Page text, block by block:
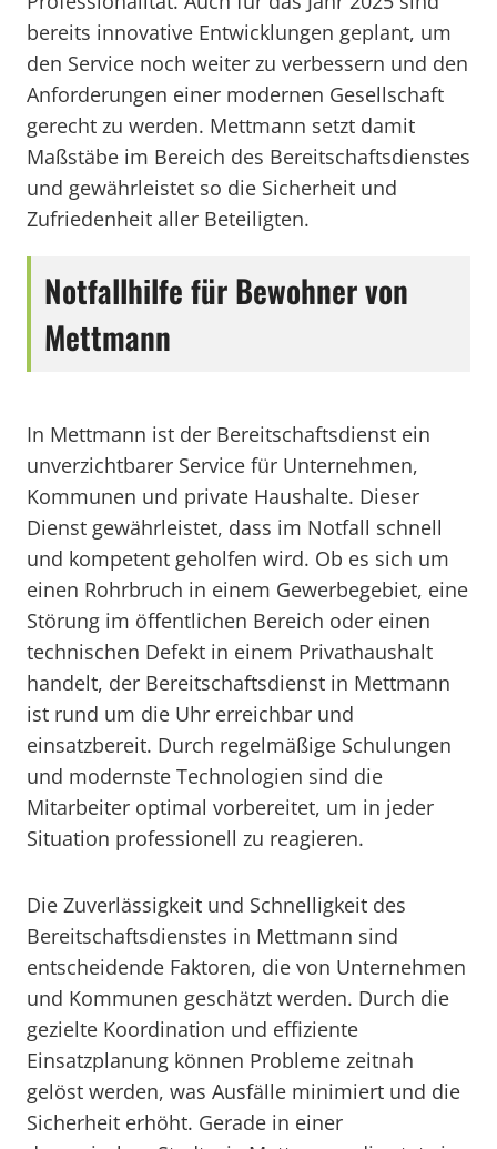
bereits innovative Entwicklungen geplant, um
den Service noch weiter zu verbessern und den
Anforderungen einer modernen Gesellschaft
gerecht zu werden. Mettmann setzt damit
Maßstäbe im Bereich des Bereitschaftsdienstes
und gewährleistet so die Sicherheit und
Zufriedenheit aller Beteiligten.
Notfallhilfe für Bewohner von
Mettmann
In Mettmann ist der Bereitschaftsdienst ein
unverzichtbarer Service für Unternehmen,
Kommunen und private Haushalte. Dieser
Dienst gewährleistet, dass im Notfall schnell
und kompetent geholfen wird. Ob es sich um
einen Rohrbruch in einem Gewerbegebiet, eine
Störung im öffentlichen Bereich oder einen
technischen Defekt in einem Privathaushalt
handelt, der Bereitschaftsdienst in Mettmann
ist rund um die Uhr erreichbar und
einsatzbereit. Durch regelmäßige Schulungen
und modernste Technologien sind die
Mitarbeiter optimal vorbereitet, um in jeder
Situation professionell zu reagieren.
Die Zuverlässigkeit und Schnelligkeit des
Bereitschaftsdienstes in Mettmann sind
entscheidende Faktoren, die von Unternehmen
und Kommunen geschätzt werden. Durch die
gezielte Koordination und effiziente
Einsatzplanung können Probleme zeitnah
gelöst werden, was Ausfälle minimiert und die
Sicherheit erhöht. Gerade in einer